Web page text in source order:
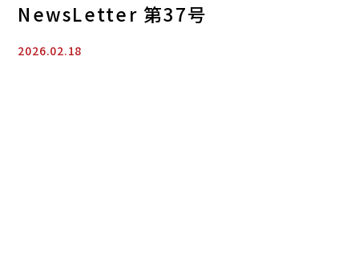
NewsLetter 第37号
2026.02.18